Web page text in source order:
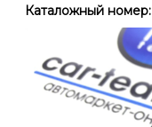
Каталожный номер: